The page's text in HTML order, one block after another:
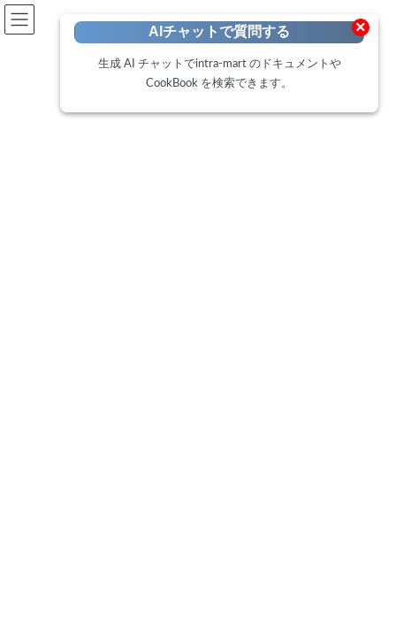
AIチャットで質問する
生成 AI チャットでintra-mart のドキュメントや
CookBook を検索できます。
×
開発者向けポータル
Developer Portal
最新情報